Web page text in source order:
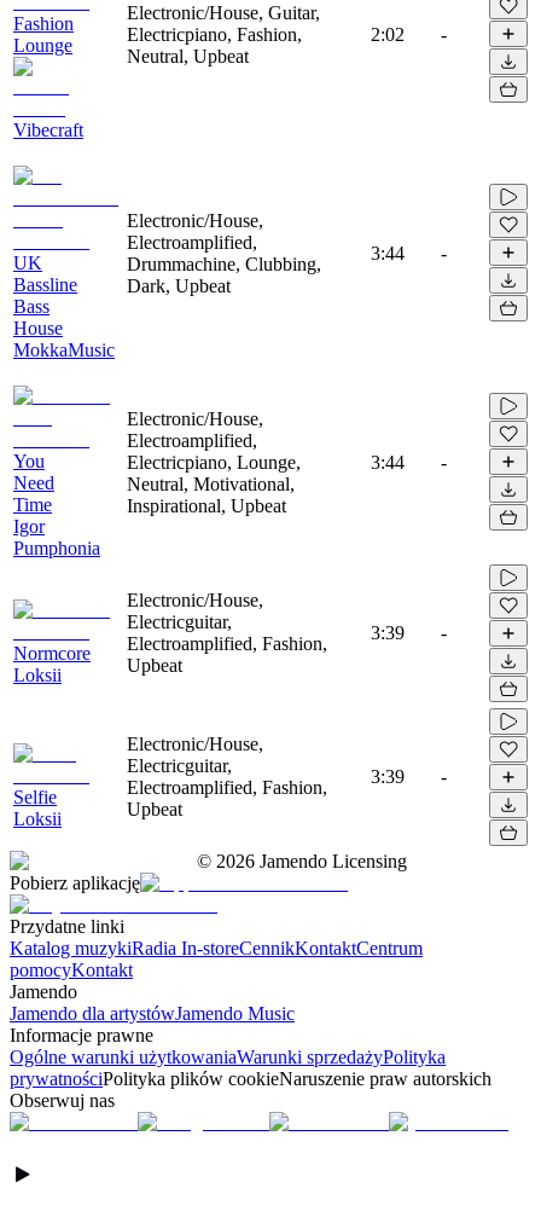
Fashion
Lounge
Vibecraft
Electronic/House, Guitar,
Electricpiano, Fashion,
Neutral, Upbeat
2:02 -
UK
Bassline
Bass
House
MokkaMusic
Electronic/House,
Electroamplified,
Drummachine, Clubbing,
Dark, Upbeat
3:44 -
You
Need
Time
Igor
Pumphonia
Electronic/House,
Electroamplified,
Electricpiano, Lounge,
Neutral, Motivational,
Inspirational, Upbeat
3:44 -
Normcore
Loksii
Electronic/House,
Electricguitar,
Electroamplified, Fashion,
Upbeat
3:39 -
Selfie
Loksii
Electronic/House,
Electricguitar,
Electroamplified, Fashion,
Upbeat
3:39 -
© 2026 Jamendo Licensing
Pobierz aplikację
Przydatne linki
Katalog muzykiRadia In-storeCennikKontaktCentrum
pomocyKontakt
Jamendo
Jamendo dla artystówJamendo Music
Informacje prawne
Ogólne warunki użytkowaniaWarunki sprzedażyPolityka
prywatnościPolityka plików cookieNaruszenie praw autorskich
Obserwuj nas